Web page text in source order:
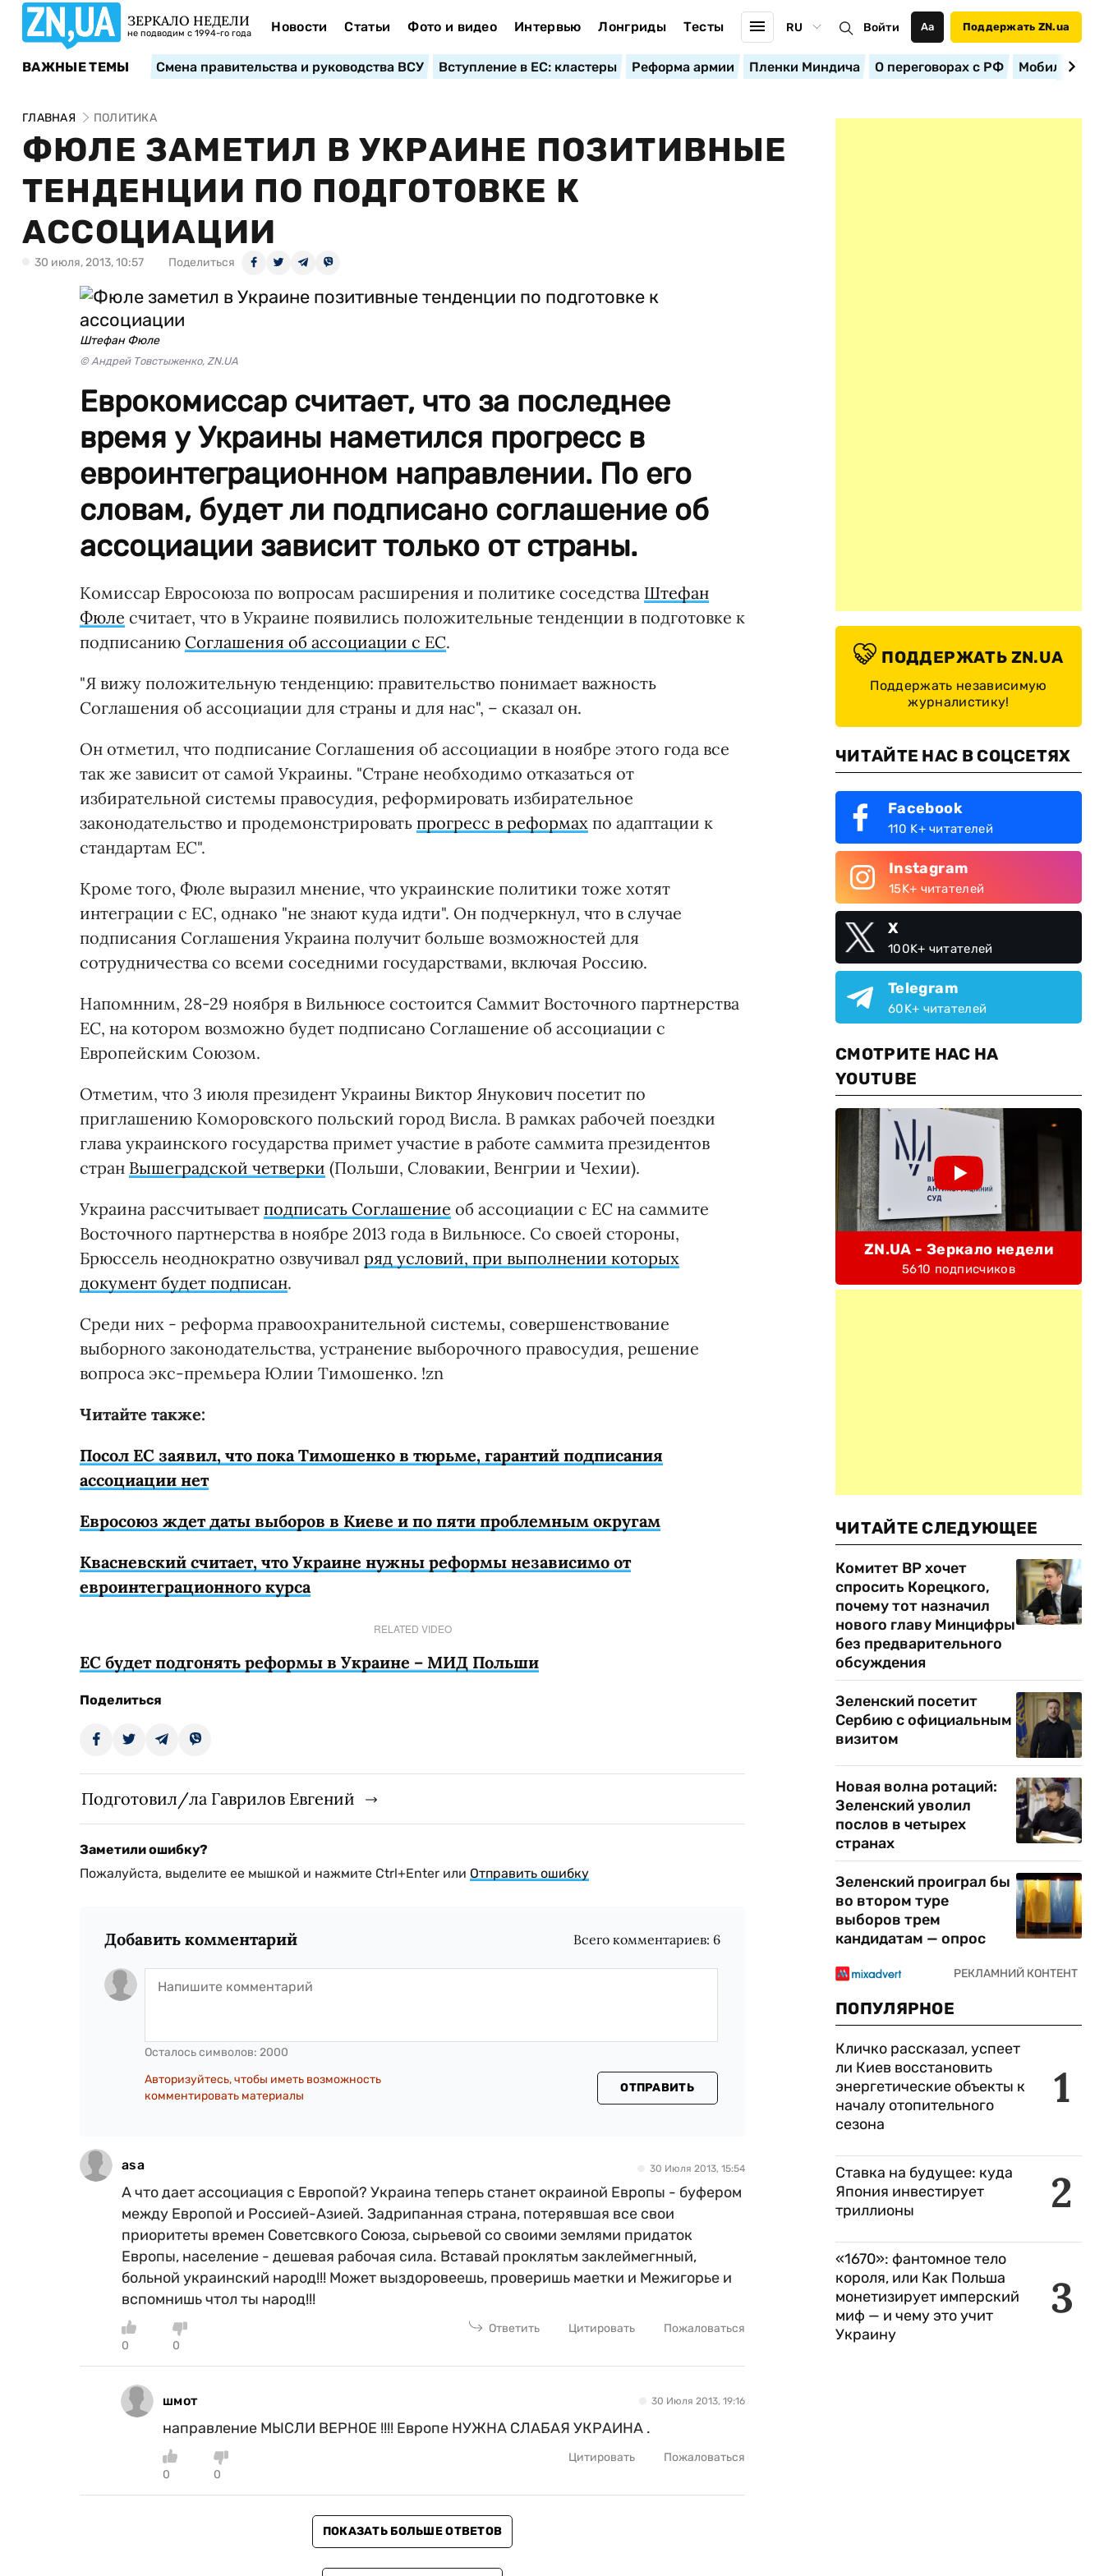
ЗЕРКАЛО НЕДЕЛИ
не подводим с 1994-го года Новости Статьи Фото и видео Интервью Лонгриды Тесты RU Войти Аа Поддержать ZN.ua
ВАЖНЫЕ ТЕМЫ Смена правительства и руководства ВСУ Вступление в ЕС: кластеры Реформа армии Пленки Миндича О переговорах с РФ
ГЛАВНАЯ ПОЛИТИКА
ФЮЛЕ ЗАМЕТИЛ В УКРАИНЕ ПОЗИТИВНЫЕ
ТЕНДЕНЦИИ ПО ПОДГОТОВКЕ К
АССОЦИАЦИИ
30 июля, 2013, 10:57 Поделиться
Штефан Фюле
© Андрей Товстыженко, ZN.UA
Еврокомиссар считает, что за последнее
время у Украины наметился прогресс в
евроинтеграционном направлении. По его
словам, будет ли подписано соглашение об
ассоциации зависит только от страны.
Комиссар Евросоюза по вопросам расширения и политике соседства Штефан
Фюле считает, что в Украине появились положительные тенденции в подготовке к
подписанию Соглашения об ассоциации с ЕС.
"Я вижу положительную тенденцию: правительство понимает важность
Соглашения об ассоциации для страны и для нас", – сказал он.
Он отметил, что подписание Соглашения об ассоциации в ноябре этого года все
так же зависит от самой Украины. "Стране необходимо отказаться от
избирательной системы правосудия, реформировать избирательное
законодательство и продемонстрировать прогресс в реформах по адаптации к
стандартам ЕС".
Кроме того, Фюле выразил мнение, что украинские политики тоже хотят
интеграции с ЕС, однако "не знают куда идти". Он подчеркнул, что в случае
подписания Соглашения Украина получит больше возможностей для
сотрудничества со всеми соседними государствами, включая Россию.
Напомнним, 28-29 ноября в Вильнюсе состоится Саммит Восточного партнерства
ЕС, на котором возможно будет подписано Соглашение об ассоциации с
Европейским Союзом.
Отметим, что 3 июля президент Украины Виктор Янукович посетит по
приглашению Коморовского польский город Висла. В рамках рабочей поездки
глава украинского государства примет участие в работе саммита президентов
стран Вышеградской четверки (Польши, Словакии, Венгрии и Чехии).
Украина рассчитывает подписать Соглашение об ассоциации с ЕС на саммите
Восточного партнерства в ноябре 2013 года в Вильнюсе. Со своей стороны,
Брюссель неоднократно озвучивал ряд условий, при выполнении которых
документ будет подписан.
Среди них - реформа правоохранительной системы, совершенствование
выборного законодательства, устранение выборочного правосудия, решение
вопроса экс-премьера Юлии Тимошенко. !zn
Читайте также:
Посол ЕС заявил, что пока Тимошенко в тюрьме, гарантий подписания
ассоциации нет
Евросоюз ждет даты выборов в Киеве и по пяти проблемным округам
Квасневский считает, что Украине нужны реформы независимо от
евроинтеграционного курса
RELATED VIDEO
ЕС будет подгонять реформы в Украине – МИД Польши
Поделиться
Подготовил/ла Гаврилов Евгений
Заметили ошибку?
Пожалуйста, выделите ее мышкой и нажмите Ctrl+Enter или Отправить ошибку
Добавить комментарий Всего комментариев: 6
Осталось символов: 2000
Авторизуйтесь, чтобы иметь возможность
комментировать материалы
ОТПРАВИТЬ
asa 30 Июля 2013, 15:54
А что дает ассоциация с Европой? Украина теперь станет окраиной Европы - буфером
между Европой и Россией-Азией. Задрипанная страна, потерявшая все свои
приоритеты времен Советсвкого Союза, сырьевой со своими землями придаток
Европы, население - дешевая рабочая сила. Вставай проклятьм заклеймегнный,
больной украинский народ!!! Может выздоровеешь, проверишь маетки и Межигорье и
вспомнишь чтол ты народ!!!
0 0
Ответить Цитировать Пожаловаться
шмот 30 Июля 2013, 19:16
направление МЫСЛИ ВЕРНОЕ !!!! Европе НУЖНА СЛАБАЯ УКРАИНА .
0 0
Цитировать Пожаловаться
ПОКАЗАТЬ БОЛЬШЕ ОТВЕТОВ
ПОДДЕРЖАТЬ ZN.UA
Поддержать независимую
журналистику!
ЧИТАЙТЕ НАС В СОЦСЕТЯХ
Facebook
110 K+ читателей
Instagram
15K+ читателей
X
100K+ читателей
Telegram
60K+ читателей
СМОТРИТЕ НАС НА
YOUTUBE
ZN.UA - Зеркало недели
5610 подписчиков
ЧИТАЙТЕ СЛЕДУЮЩЕЕ
Комитет ВР хочет
спросить Корецкого,
почему тот назначил
нового главу Минцифры
без предварительного
обсуждения
Зеленский посетит
Сербию с официальным
визитом
Новая волна ротаций:
Зеленский уволил
послов в четырех
странах
Зеленский проиграл бы
во втором туре
выборов трем
кандидатам — опрос
ПОПУЛЯРНОЕ
1
Кличко рассказал, успеет
ли Киев восстановить
энергетические объекты к
началу отопительного
сезона
2
Ставка на будущее: куда
Япония инвестирует
триллионы
3
«1670»: фантомное тело
короля, или Как Польша
монетизирует имперский
миф — и чему это учит
Украину